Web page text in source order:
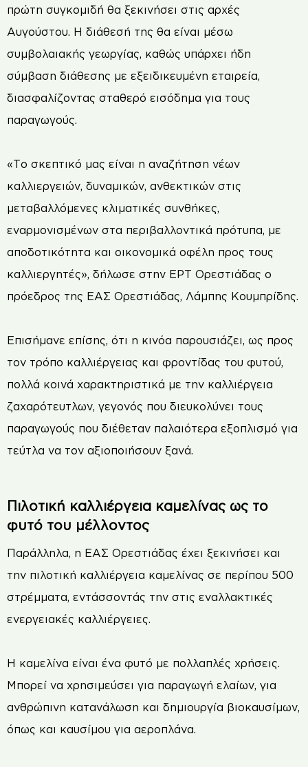
πρώτη συγκομιδή θα ξεκινήσει στις αρχές
Αυγούστου. Η διάθεσή της θα είναι μέσω
συμβολαιακής γεωργίας, καθώς υπάρχει ήδη
σύμβαση διάθεσης με εξειδικευμένη εταιρεία,
διασφαλίζοντας σταθερό εισόδημα για τους
παραγωγούς.
«Το σκεπτικό μας είναι η αναζήτηση νέων
καλλιεργειών, δυναμικών, ανθεκτικών στις
μεταβαλλόμενες κλιματικές συνθήκες,
εναρμονισμένων στα περιβαλλοντικά πρότυπα, με
αποδοτικότητα και οικονομικά οφέλη προς τους
καλλιεργητές», δήλωσε στην ΕΡΤ Ορεστιάδας ο
πρόεδρος της ΕΑΣ Ορεστιάδας, Λάμπης Κουμπρίδης.
Επισήμανε επίσης, ότι η κινόα παρουσιάζει, ως προς
τον τρόπο καλλιέργειας και φροντίδας του φυτού,
πολλά κοινά χαρακτηριστικά με την καλλιέργεια
ζαχαρότευτλων, γεγονός που διευκολύνει τους
παραγωγούς που διέθεταν παλαιότερα εξοπλισμό για
τεύτλα να τον αξιοποιήσουν ξανά.
Πιλοτική καλλιέργεια καμελίνας ως το
φυτό του μέλλοντος
Παράλληλα, η ΕΑΣ Ορεστιάδας έχει ξεκινήσει και
την πιλοτική καλλιέργεια καμελίνας σε περίπου 500
στρέμματα, εντάσσοντάς την στις εναλλακτικές
ενεργειακές καλλιέργειες.
Η καμελίνα είναι ένα φυτό με πολλαπλές χρήσεις.
Μπορεί να χρησιμεύσει για παραγωγή ελαίων, για
ανθρώπινη κατανάλωση και δημιουργία βιοκαυσίμων,
όπως και καυσίμου για αεροπλάνα.